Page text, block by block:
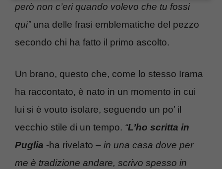
però non c’eri quando volevo che tu fossi
qui”una delle frasi emblematiche del pezzo
secondo chi ha fatto il primo ascolto.
Un brano, questo che, come lo stesso Irama
ha raccontato, è nato in un momento in cui
lui si è vouto isolare, seguendo un po’ il
vecchio stile di un tempo. “L’ho scritta in
Puglia -ha rivelato – in una casa dove per
me è tradizione andare, scrivo spesso in